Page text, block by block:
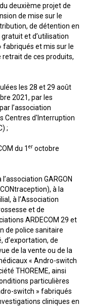
deuxième projet de
de mise sur le
de détention en
et d’utilisation
fabriqués et mis sur le
retrait de ces produits,
les 28 et 29 août
2021, par les
l’association
Centres d'Interruption
;
du 1 er octobre
GARGON
à la
à l’Association
et de
ARDECOM 29 et
de police sanitaire
d’exportation, de
de la vente ou de la
« Andro-switch
THOREME, ainsi
particulières
switch » fabriqués
cliniques en